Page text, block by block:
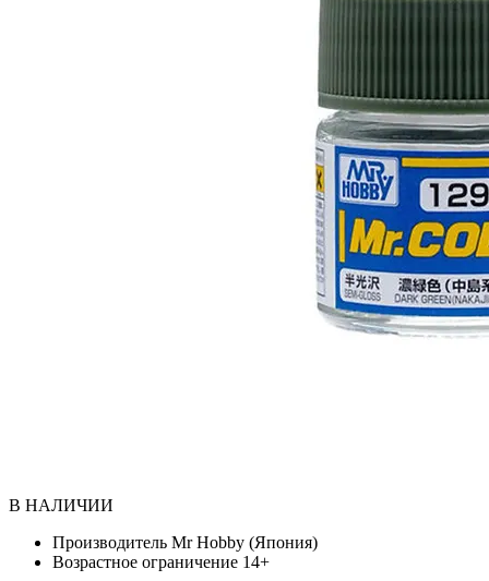
В НАЛИЧИИ
Производитель Mr Hobby (Япония)
Возрастное ограничение 14+